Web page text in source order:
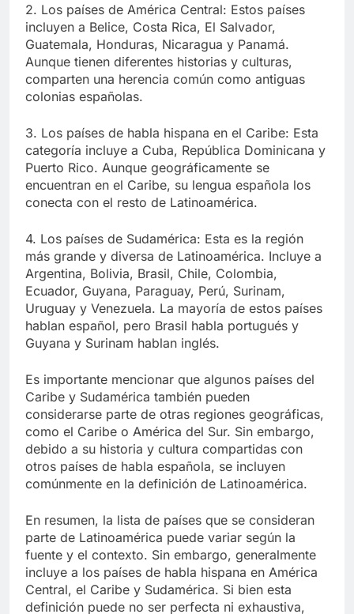
2. Los países de América Central: Estos países
incluyen a Belice, Costa Rica, El Salvador,
Guatemala, Honduras, Nicaragua y Panamá.
Aunque tienen diferentes historias y culturas,
comparten una herencia común como antiguas
colonias españolas.
3. Los países de habla hispana en el Caribe: Esta
categoría incluye a Cuba, República Dominicana y
Puerto Rico. Aunque geográficamente se
encuentran en el Caribe, su lengua española los
conecta con el resto de Latinoamérica.
4. Los países de Sudamérica: Esta es la región
más grande y diversa de Latinoamérica. Incluye a
Argentina, Bolivia, Brasil, Chile, Colombia,
Ecuador, Guyana, Paraguay, Perú, Surinam,
Uruguay y Venezuela. La mayoría de estos países
hablan español, pero Brasil habla portugués y
Guyana y Surinam hablan inglés.
Es importante mencionar que algunos países del
Caribe y Sudamérica también pueden
considerarse parte de otras regiones geográficas,
como el Caribe o América del Sur. Sin embargo,
debido a su historia y cultura compartidas con
otros países de habla española, se incluyen
comúnmente en la definición de Latinoamérica.
En resumen, la lista de países que se consideran
parte de Latinoamérica puede variar según la
fuente y el contexto. Sin embargo, generalmente
incluye a los países de habla hispana en América
Central, el Caribe y Sudamérica. Si bien esta
definición puede no ser perfecta ni exhaustiva,